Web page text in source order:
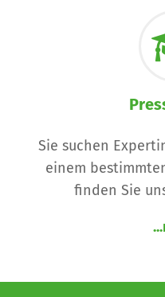
Sie suchen
einem
finden Sie